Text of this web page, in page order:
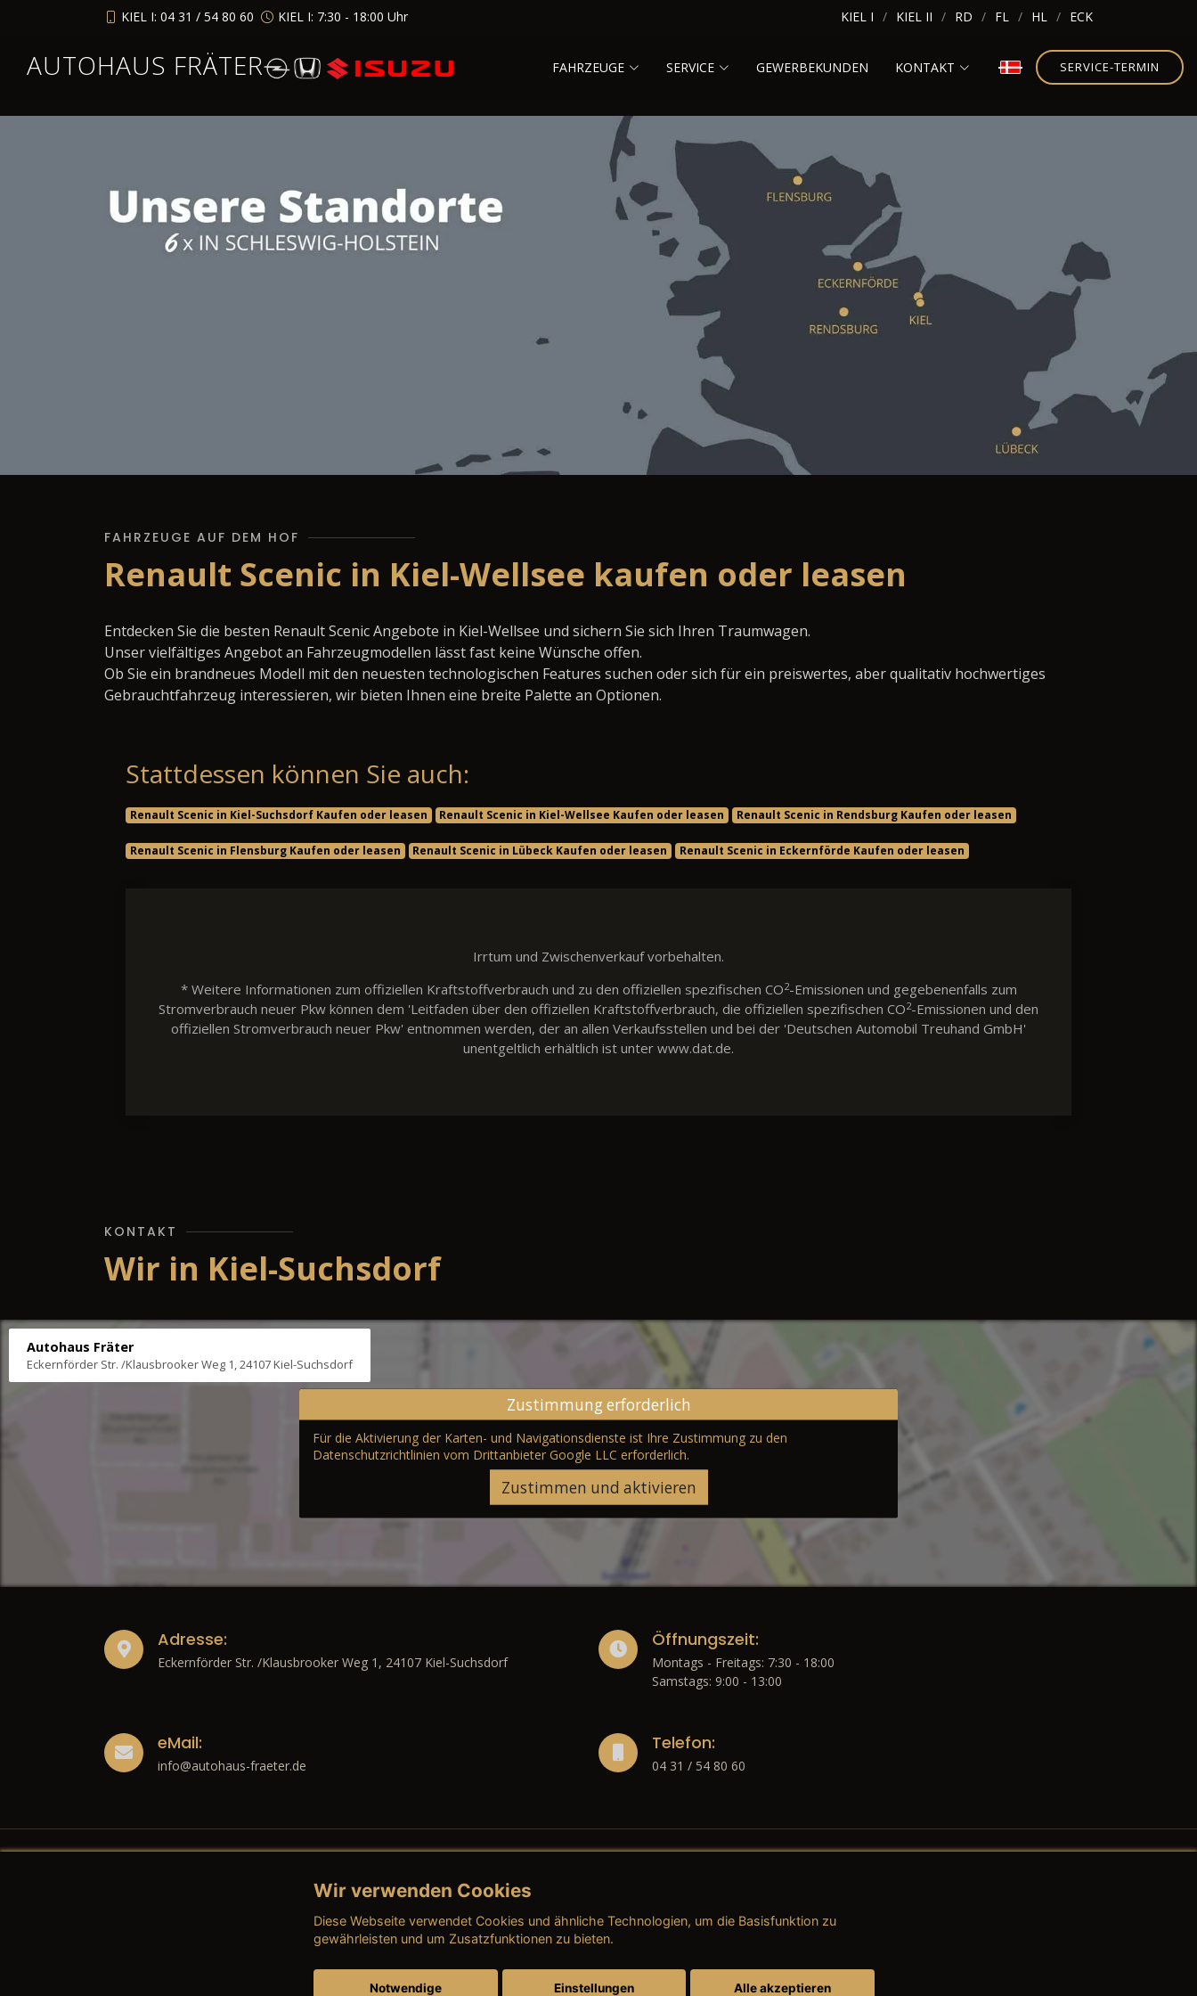
KIEL I: 04 31 / 54 80 60 KIEL I: 7:30 - 18:00 Uhr KIEL I KIEL II RD FL HL ECK
AUTOHAUS FRÄTER FAHRZEUGE SERVICE GEWERBEKUNDEN KONTAKT SERVICE-TERMIN
FAHRZEUGE AUF DEM HOF
Renault Scenic in Kiel-Wellsee kaufen oder leasen
Entdecken Sie die besten Renault Scenic Angebote in Kiel-Wellsee und sichern Sie sich Ihren Traumwagen.
Unser vielfältiges Angebot an Fahrzeugmodellen lässt fast keine Wünsche offen.
Ob Sie ein brandneues Modell mit den neuesten technologischen Features suchen oder sich für ein preiswertes, aber qualitativ hochwertiges
Gebrauchtfahrzeug interessieren, wir bieten Ihnen eine breite Palette an Optionen.
Stattdessen können Sie auch:
Renault Scenic in Kiel-Suchsdorf Kaufen oder leasen Renault Scenic in Kiel-Wellsee Kaufen oder leasen Renault Scenic in Rendsburg Kaufen oder leasen
Renault Scenic in Flensburg Kaufen oder leasen Renault Scenic in Lübeck Kaufen oder leasen Renault Scenic in Eckernförde Kaufen oder leasen
Irrtum und Zwischenverkauf vorbehalten.
* Weitere Informationen zum offiziellen Kraftstoffverbrauch und zu den offiziellen spezifischen CO2-Emissionen und gegebenenfalls zum
Stromverbrauch neuer Pkw können dem 'Leitfaden über den offiziellen Kraftstoffverbrauch, die offiziellen spezifischen CO2-Emissionen und den
offiziellen Stromverbrauch neuer Pkw' entnommen werden, der an allen Verkaufsstellen und bei der 'Deutschen Automobil Treuhand GmbH'
unentgeltlich erhältlich ist unter www.dat.de.
KONTAKT
Wir in Kiel-Suchsdorf
Autohaus Fräter
Eckernförder Str. /Klausbrooker Weg 1, 24107 Kiel-Suchsdorf
Zustimmung erforderlich
Für die Aktivierung der Karten- und Navigationsdienste ist Ihre Zustimmung zu den
Datenschutzrichtlinien vom Drittanbieter Google LLC erforderlich.
Zustimmen und aktivieren
Adresse:
Eckernförder Str. /Klausbrooker Weg 1, 24107 Kiel-Suchsdorf
Öffnungszeit:
Montags - Freitags: 7:30 - 18:00
Samstags: 9:00 - 13:00
eMail:
info@autohaus-fraeter.de
Telefon:
04 31 / 54 80 60
Rechtliches
→ Impressum
→ AGB (Neuwagen)
→ AGB (Teile & Zubehör)
Wir verwenden Cookies
Diese Webseite verwendet Cookies und ähnliche Technologien, um die Basisfunktion zu
gewährleisten und um Zusatzfunktionen zu bieten.
Notwendige
Einstellungen Alle akzeptieren